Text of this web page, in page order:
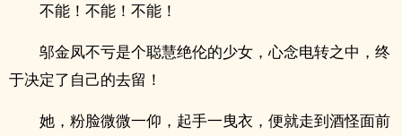
不能！不能！不能！
邬金凤不亏是个聪慧绝伦的少女，心念电转之中，终
于决定了自己的去留！
她，粉脸微微一仰，起手一曳衣，便就走到酒怪面前